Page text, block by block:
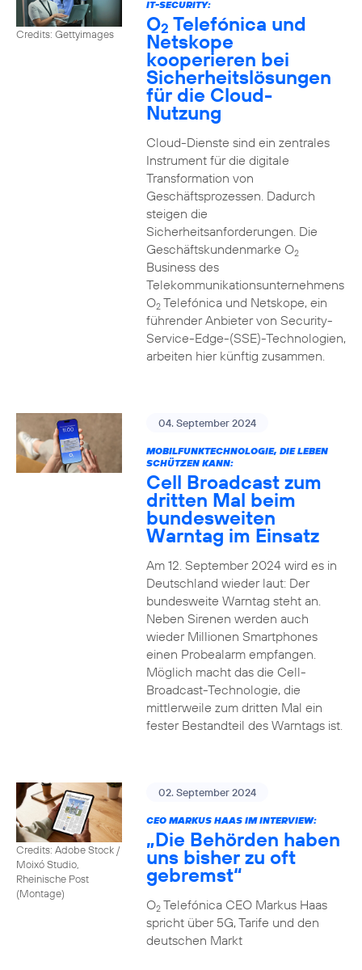
Credits: Gettyimages
IT-SECURITY:
O2 Telefónica und
Netskope
kooperieren bei
Sicherheitslösungen
für die Cloud-
Nutzung
Cloud-Dienste sind ein zentrales
Instrument für die digitale
Transformation von
Geschäftsprozessen. Dadurch
steigen die
Sicherheitsanforderungen. Die
Geschäftskundenmarke O2
Business des
Telekommunikationsunternehmens
O2Telefónica und Netskope, ein
führender Anbieter von Security-
Service-Edge-(SSE)-Technologien,
arbeiten hier künftig zusammen.
04. September 2024
MOBILFUNKTECHNOLOGIE, DIE LEBEN
SCHÜTZEN KANN:
Cell Broadcast zum
dritten Mal beim
bundesweiten
Warntag im Einsatz
Am 12. September 2024 wird es in
Deutschland wieder laut: Der
bundesweite Warntag steht an.
Neben Sirenen werden auch
wieder Millionen Smartphones
einen Probealarm empfangen.
Möglich macht das die Cell-
Broadcast-Technologie, die
mittlerweile zum dritten Mal ein
fester Bestandteil des Warntags ist.
Credits: Adobe Stock /
Moixó Studio,
Rheinische Post
(Montage)
02. September 2024
CEO MARKUS HAAS IM INTERVIEW:
„Die Behörden haben
uns bisher zu oft
gebremst“
O2Telefónica CEO Markus Haas
spricht über 5G, Tarife und den
deutschen Markt